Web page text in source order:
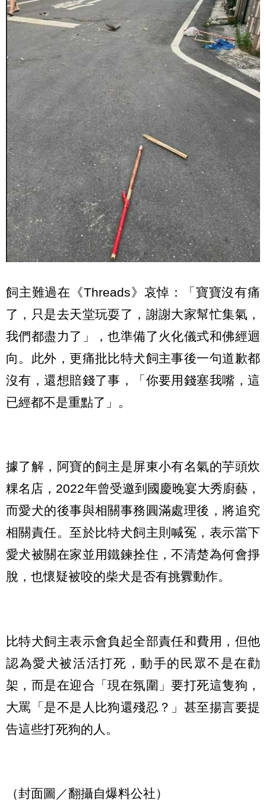
飼主難過在《Threads》哀悼：「寶寶沒有痛
了，只是去天堂玩耍了，謝謝大家幫忙集氣，
我們都盡力了」，也準備了火化儀式和佛經迴
向。此外，更痛批比特犬飼主事後一句道歉都
沒有，還想賠錢了事，「你要用錢塞我嘴，這
已經都不是重點了」。
據了解，阿寶的飼主是屏東小有名氣的芋頭炊
粿名店，2022年曾受邀到國慶晚宴大秀廚藝，
而愛犬的後事與相關事務圓滿處理後，將追究
相關責任。至於比特犬飼主則喊冤，表示當下
愛犬被關在家並用鐵鍊拴住，不清楚為何會掙
脫，也懷疑被咬的柴犬是否有挑釁動作。
比特犬飼主表示會負起全部責任和費用，但他
認為愛犬被活活打死，動手的民眾不是在勸
架，而是在迎合「現在氛圍」要打死這隻狗，
大罵「是不是人比狗還殘忍？」甚至揚言要提
告這些打死狗的人。
（封面圖／翻攝自爆料公社）